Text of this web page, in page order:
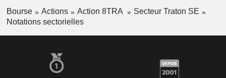
Bourse Actions Action 8TRA
Secteur Traton SE
Notations sectorielles